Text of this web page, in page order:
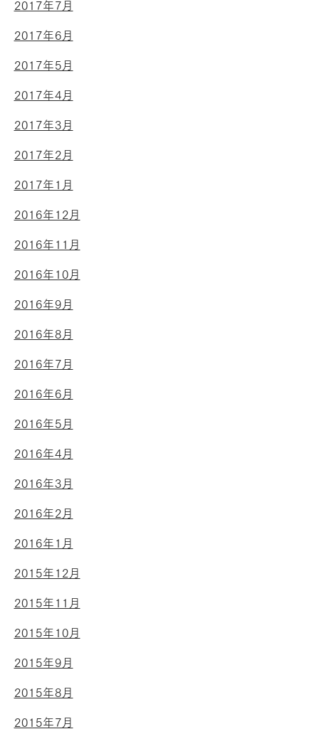
2017年7月
2017年6月
2017年5月
2017年4月
2017年3月
2017年2月
2017年1月
2016年12月
2016年11月
2016年10月
2016年9月
2016年8月
2016年7月
2016年6月
2016年5月
2016年4月
2016年3月
2016年2月
2016年1月
2015年12月
2015年11月
2015年10月
2015年9月
2015年8月
2015年7月